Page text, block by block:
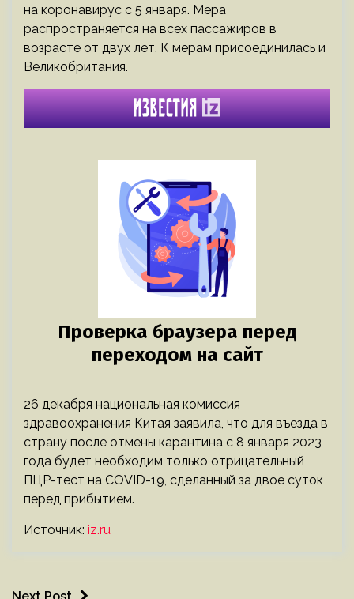
на коронавирус с 5 января. Мера
распространяется на всех пассажиров в
возрасте от двух лет. К мерам присоединилась и
Великобритания.
26 декабря национальная комиссия
здравоохранения Китая заявила, что для въезда в
страну после отмены карантина с 8 января 2023
года будет необходим только отрицательный
ПЦР-тест на COVID-19, сделанный за двое суток
перед прибытием.
Источник: iz.ru
Next Post